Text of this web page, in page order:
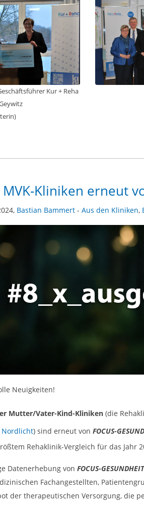
Kur + Reha
Kliniken erneut
Bastian Bammert - Aus den Kliniken,
Neuigkeiten!
Mutter/Vater-Kind-Kliniken (die
Nordlicht) sind erneut von FOCUS-
Rehaklinik-Vergleich für das Jahr
Datenerhebung von FOCUS-GESUNDHEIT
Fachangestellten,
der therapeutischen Versorgung, die